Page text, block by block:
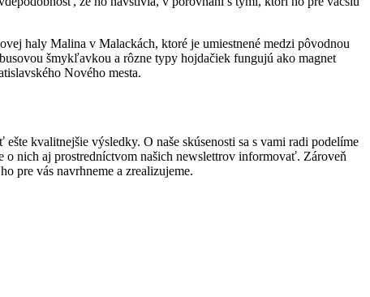
haly Malina v Malackách, ktoré je umiestnené medzi pôvodnou
šmykľavkou a rôzne typy hojdačiek fungujú ako magnet
Nového mesta.
kvalitnejšie výsledky. O naše skúsenosti sa s vami radi podelíme
o nich aj prostredníctvom našich newslettrov informovať. Zároveň
pre vás navrhneme a zrealizujeme.